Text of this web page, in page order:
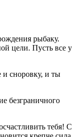
рыбаку.
цели. Пусть все у
и сноровку, и ты
безграничного
тебя! С